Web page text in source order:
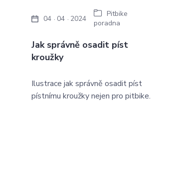
Jak správně osadit píst
kroužky
04 04 2024
Pitbike
poradna
Ilustrace jak správně osadit píst
pístnímu kroužky nejen pro pitbike.